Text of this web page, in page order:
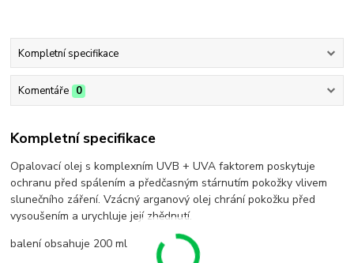
Kompletní specifikace
Komentáře 0
Kompletní specifikace
Opalovací olej s komplexním UVB + UVA faktorem poskytuje
ochranu před spálením a předčasným stárnutím pokožky vlivem
slunečního záření. Vzácný arganový olej chrání pokožku před
vysoušením a urychluje její zhědnutí.
balení obsahuje 200 ml